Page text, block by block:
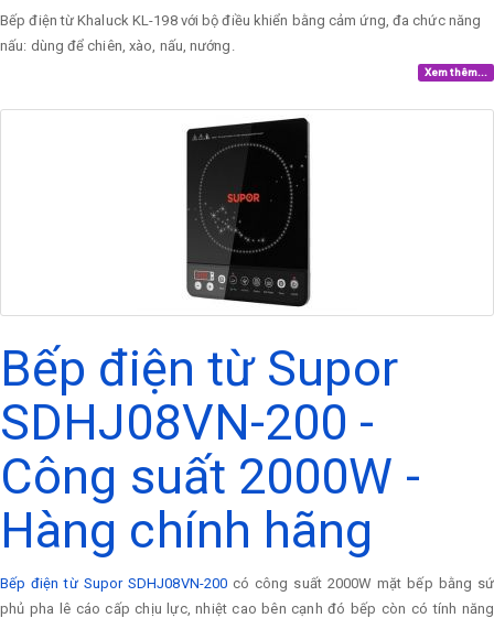
Bếp điện từ Khaluck KL-198 với bộ điều khiển bằng cảm ứng, đa chức năng
nấu: dùng để chiên, xào, nấu, nướng.
Xem thêm...
Bếp điện từ Supor
SDHJ08VN-200 -
Công suất 2000W -
Hàng chính hãng
Bếp điện từ Supor SDHJ08VN-200 có công suất 2000W mặt bếp bằng sứ
phủ pha lê cáo cấp chịu lực, nhiệt cao bên cạnh đó bếp còn có tính năng